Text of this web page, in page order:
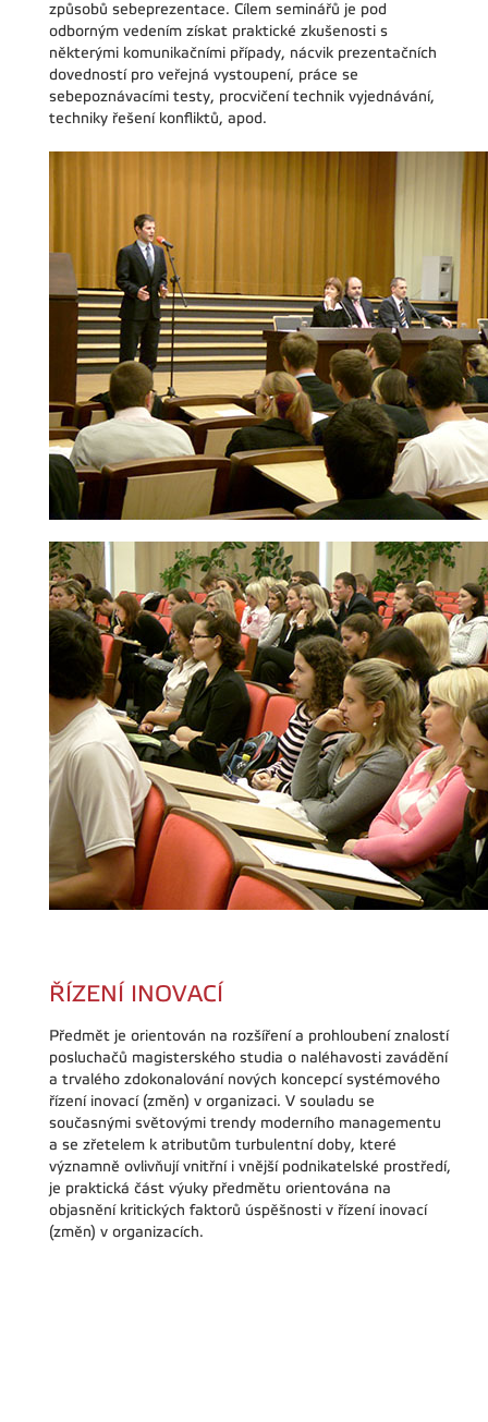
způsobů sebeprezentace. Cílem seminářů je pod
odborným vedením získat praktické zkušenosti s
některými komunikačními případy, nácvik prezentačních
dovedností pro veřejná vystoupení, práce se
sebepoznávacími testy, procvičení technik vyjednávání,
techniky řešení konfliktů, apod.
ŘÍZENÍ INOVACÍ
Předmět je orientován na rozšíření a prohloubení znalostí
posluchačů magisterského studia o naléhavosti zavádění
a trvalého zdokonalování nových koncepcí systémového
řízení inovací (změn) v organizaci. V souladu se
současnými světovými trendy moderního managementu
a se zřetelem k atributům turbulentní doby, které
významně ovlivňují vnitřní i vnější podnikatelské prostředí,
je praktická část výuky předmětu orientována na
objasnění kritických faktorů úspěšnosti v řízení inovací
(změn) v organizacích.